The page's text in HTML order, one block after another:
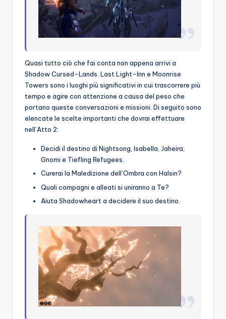
Quasi tutto ciò che fai conta non appena arrivi a
Shadow Cursed-Lands. Last Light-Inn e Moonrise
Towers sono i luoghi più significativi in ​​cui trascorrere più
tempo e agire con attenzione a causa del peso che
portano queste conversazioni e missioni. Di seguito sono
elencate le scelte importanti che dovrai effettuare
nell’Atto 2:
Decidi il destino di Nightsong, Isabella, Jaheira,
Gnomi e Tiefling Refugees.
Curerai la Maledizione dell’Ombra con Halsin?
Quali compagni e alleati si uniranno a Te?
Aiuta Shadowheart a decidere il suo destino.